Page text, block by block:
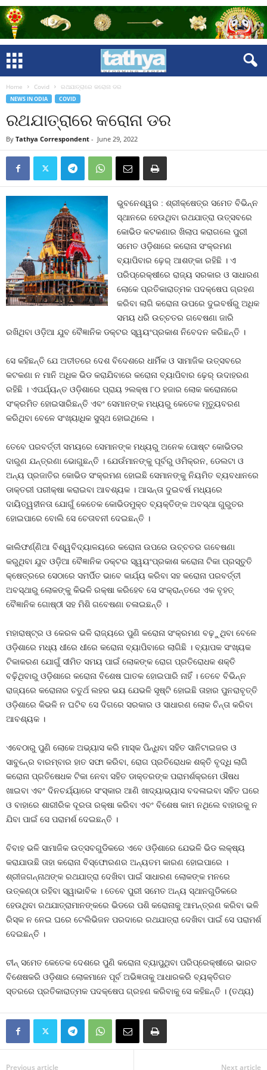
Home Covid ରଥଯାତ୍ରାରେ କରୋନା ଡର
NEWS IN ODIA COVID
ରଥଯାତ୍ରାରେ କରୋନା ଡର
By Tathya Correspondent - June 29, 2022
ଭୁବନେଶ୍ୱର : ଶ୍ରୀକ୍ଷେତ୍ର ସମେତ ବିଭିନ୍ନ
ସ୍ଥାନରେ ହେଉଥିବା ରଥଯାତ୍ରା ଉତ୍ସବରେ
କୋଭିଡ କଟକଣାର ଖିଲାପ କରାଗଲେ ପୁରୀ
ସମେତ ଓଡ଼ିଶାରେ କରୋନା ସଂକ୍ରମଣ
ବ୍ୟାପିବାର ଢ଼େର୍‍ ଆଶଙ୍କା ରହିଛି । ଏ
ପରିପ୍ରେକ୍ଷୀରେ ରାଜ୍ୟ ସରକାର ଓ ସାଧାରଣ
ଲୋକେ ପ୍ରତିକାରାତ୍ମକ ପଦକ୍ଷେପ ଗ୍ରହଣ
କରିବା ଲାଗି କରୋନା ଉପରେ ଦୁଇବର୍ଷରୁ ଅଧିକ
ସମୟ ଧରି ଉଚ୍ଚତର ଗବେଷଣା ଜାରି
ରଖିଥିବା ଓଡ଼ିଆ ଯୁବ ବୈଜ୍ଞାନିକ ଡକ୍ଟର ସ୍ୱୟଂପ୍ରକାଶ ନିବେଦନ କରିଛନ୍ତି ।
ସେ କହିଛନ୍ତି ଯେ ଅତୀତରେ ଦେଶ ବିଦେଶରେ ଧାର୍ମିକ ଓ ସାମାଜିକ ଉତ୍ସବରେ
କଟକଣା ନ ମାନି ଅଧିକ ଭିଡ କରାଯିବାରେ କରୋନା ବ୍ୟାପିବାର ଢ଼େର୍‍ ଉଦାହରଣ
ରହିଛି । ଏପର୍ଯ୍ୟନ୍ତ ଓଡ଼ିଶାରେ ପ୍ରାୟ ୨ଲକ୍ଷ ୮୦ ହଜାର ଲୋକ କରୋନାରେ
ସଂକ୍ରମିତ ହୋଇସାରିଛନ୍ତି ଏବଂ ସେମାନଙ୍କ ମଧ୍ୟରୁ କେତେକ ମୃତ୍ୟୁବରଣ
କରିଥିବା ବେଳେ ସଂଖ୍ୟାଧିକ ସୁସ୍ଥ ହୋଇଥିଲେ ।
ତେବେ ପରବର୍ତ୍ତୀ ସମୟରେ ସେମାନଙ୍କ ମଧ୍ୟରୁ ଅନେକ ପୋଷ୍ଟ କୋଭିଡର
ଦାରୁଣ ଯନ୍ତ୍ରଣା ଭୋଗୁଛନ୍ତି । ଯେଉଁମାନଙ୍କୁ ପୂର୍ବରୁ ଓମିକ୍ରନ, ଡେଲଟା ଓ
ଅନ୍ୟ ପ୍ରଜାତିର କୋଭିଡ ସଂକ୍ରମଣ ହୋଇଛି ସେମାନଙ୍କୁ ନିୟମିତ ବ୍ୟବଧାନରେ
ଡାକ୍ତରୀ ପରୀକ୍ଷା କରାଇବା ଆବଶ୍ୟକ । ଆସନ୍ତା ଦୁଇବର୍ଷ ମଧ୍ୟରେ
ଦାୟିତ୍ୱହୀନତା ଯୋଗୁଁ କେତେକ କୋଭିଡମୁକ୍ତ ବ୍ୟକ୍ତିଙ୍କ ଅବସ୍ଥା ଗୁରୁତର
ହୋଇପାରେ ବୋଲି ସେ ଚେତାବନୀ ଦେଇଛନ୍ତି ।
କାଲିଫର୍ଣ୍ଣିଆ ବିଶ୍ୱବିଦ୍ୟାଳୟରେ କରୋନା ଉପରେ ଉଚ୍ଚତର ଗବେଷଣା
କରୁଥିବା ଯୁବ ଓଡ଼ିଆ ବୈଜ୍ଞାନିକ ଡକ୍ଟର ସ୍ୱୟଂପ୍ରକାଶ କରୋନା ଟିକା ପ୍ରସ୍ତୁତି
କ୍ଷେତ୍ରରେ ସେଠାରେ ସମର୍ପିତ ଭାବେ କାର୍ଯ୍ୟ କରିବା ସହ କରୋନା ପରବର୍ତ୍ତୀ
ଅବସ୍ଥାରୁ ଲୋକଙ୍କୁ କିଭଳି ରକ୍ଷା କରିହେବ ସେ ସଂକ୍ରାନ୍ତରେ ଏକ ବୃହତ୍‍
ବୈଜ୍ଞାନିକ ଗୋଷ୍ଠୀ ସହ ମିଶି ଗବେଷଣା ଚଳାଇଛନ୍ତି ।
ମହାରାଷ୍ଟ୍ର ଓ କେରଳ ଭଳି ରାଜ୍ୟରେ ପୁଣି କରୋନା ସଂକ୍ରମଣ ବଢ଼ୁଥିବା ବେଳେ
ଓଡ଼ିଶାରେ ମଧ୍ୟ ଧୀରେ ଧୀରେ କରୋନା ବ୍ୟାପିବାରେ ଲାଗିଛି । ବ୍ୟାପକ ସଂଖ୍ୟକ
ଟିକାକରଣ ଯୋଗୁଁ ସୀମିତ ସମୟ ପାଇଁ ଲୋକଙ୍କ ରୋଗ ପ୍ରତିରୋଧକ ଶକ୍ତି
ବଢ଼ିଥିବାରୁ ଓଡ଼ିଶାରେ କରୋନା ବିଶେଷ ଘାତକ ହୋଇପାରି ନାହିଁ । ତେବେ ବିଭିନ୍ନ
ରାଜ୍ୟରେ କରୋନାର ଚତୁର୍ଥ ଲହର ଭୟ ଯେଭଳି ସୃଷ୍ଟି ହୋଇଛି ତାହାର ପୁନରାବୃତ୍ତି
ଓଡ଼ିଶାରେ କିଭଳି ନ ଘଟିବ ସେ ଦିଗରେ ସରକାର ଓ ସାଧାରଣ ଲୋକ ଚିନ୍ତା କରିବା
ଆବଶ୍ୟକ ।
ଏବେଠାରୁ ପୁଣି ଲୋକେ ଅଭ୍ୟାସ କରି ମାସ୍କ ପିନ୍ଧିବା ସହିତ ସାନିଟାଇଜର ଓ
ସାବୁନ୍‍ରେ ବାରମ୍ବାର ହାତ ସଫା କରିବା, ରୋଗ ପ୍ରତିରୋଧକ ଶକ୍ତି ବୃଦ୍ଧି ଲାଗି
କରୋନା ପ୍ରତିଷେଧକ ଟିକା ନେବା ସହିତ ଡାକ୍ତରଙ୍କ ପରାମର୍ଶକ୍ରମେ ଔଷଧ
ଖାଇବା ଏବଂ ଦିନଚର୍ଯ୍ୟାରେ ସଂସ୍କାର ଆଣି ଖାଦ୍ୟାଭ୍ୟାସ ବଦଳାଇବା ସହିତ ଘରେ
ଓ ବାହାରେ ଶାରୀରିକ ଦୂରତା ରକ୍ଷା କରିବା ଏବଂ ବିଶେଷ କାମ ନଥିଲେ ବାହାରକୁ ନ
ଯିବା ପାଇଁ ସେ ପରାମର୍ଶ ଦେଇଛନ୍ତି ।
ବିବାହ ଭଳି ସାମାଜିକ ଉତ୍ସବଗୁଡିକରେ ଏବେ ଓଡ଼ିଶାରେ ଯେଭଳି ଭିଡ ଲକ୍ଷ୍ୟ
କରାଯାଉଛି ତାହା କରୋନା ବିସ୍ଫୋରଣର ଅନ୍ୟତମ କାରଣ ହୋଇପାରେ ।
ଶ୍ରୀଜଗନ୍ନାଥଙ୍କ ରଥଯାତ୍ରା ଦେଖିବା ପାଇଁ ସାଧାରଣ ଲୋକଙ୍କ ମନରେ
ଉତ୍କଣ୍ଠା ରହିବା ସ୍ୱାଭାବିକ । ତେବେ ପୁରୀ ସମେତ ଅନ୍ୟ ସ୍ଥାନଗୁଡିକରେ
ହେଉଥିବା ରଥଯାତ୍ରାମାନଙ୍କରେ ଭିଡରେ ପଶି କରୋନାକୁ ଆମନ୍ତ୍ରଣ କରିବା ଭଳି
ରିସ୍କ ନ ନେଇ ଘରେ ଟେଲିଭିଜନ ପରଦାରେ ରଥଯାତ୍ରା ଦେଖିବା ପାଇଁ ସେ ପରାମର୍ଶ
ଦେଇଛନ୍ତି ।
ଚୀନ୍‍ ସମେତ କେତେକ ଦେଶରେ ପୁଣି କରୋନା ବ୍ୟାପୁଥିବା ପରିପ୍ରେକ୍ଷୀରେ ଭାରତ
ବିଶେଷକରି ଓଡ଼ିଶାର ଲୋକମାନେ ପୂର୍ବ ଅଭିଜ୍ଞତାକୁ ଆଧାରକରି ବ୍ୟକ୍ତିଗତ
ସ୍ତରରେ ପ୍ରତିକାରାତ୍ମକ ପଦକ୍ଷେପ ଗ୍ରହଣ କରିବାକୁ ସେ କହିଛନ୍ତି । (ତଥ୍ୟ)
Previous article Next article